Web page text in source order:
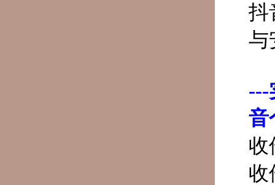
抖
与
---
音
收
收